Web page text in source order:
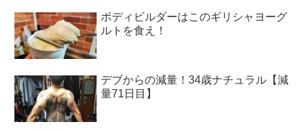
ボディビルダーはこのギリシャヨーグ
ルトを食え！
デブからの減量！34歳ナチュラル【減
量71日目】